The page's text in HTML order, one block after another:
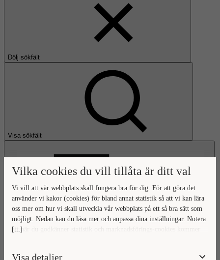
Vilka cookies du vill tillåta är ditt val
[...]
Vi vill att vår webbplats skall fungera bra för dig. För att göra det
använder vi kakor (cookies) för bland annat statistik så att vi kan lära
oss mer om hur vi skall utveckla vår webbplats på ett så bra sätt som
möjligt. Nedan kan du läsa mer och anpassa dina inställningar. Notera
att när du godkänner statistik och marknadsförings-cookies kommer
Visa detaljer
Dölj sökfält
Visa sökfält
Gå till startsidan